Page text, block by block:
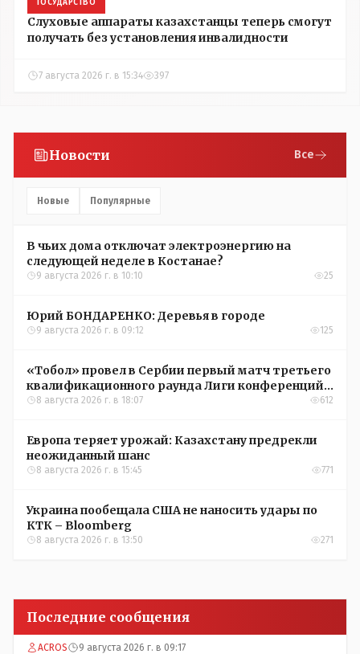
ГОСУДАРСТВО
Слуховые аппараты казахстанцы теперь смогут
получать без установления инвалидности
7 августа 2026 г. в 15:34 397
Новости Все
Новые Популярные
В чьих дома отключат электроэнергию на
следующей неделе в Костанае?
9 августа 2026 г. в 10:10 25
Юрий БОНДАРЕНКО: Деревья в городе
9 августа 2026 г. в 09:12 125
«Тобол» провел в Сербии первый матч третьего
квалификационного раунда Лиги конференций
УЕФА
8 августа 2026 г. в 18:07 612
Европа теряет урожай: Казахстану предрекли
неожиданный шанс
8 августа 2026 г. в 15:45 771
Украина пообещала США не наносить удары по
КТК – Bloomberg
8 августа 2026 г. в 13:50 271
Последние сообщения
ACROS 9 августа 2026 г. в 09:17